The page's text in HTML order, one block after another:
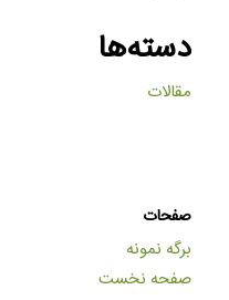
دسته‌ها
مقالات
صفحات
برگه نمونه
صفحه نخست